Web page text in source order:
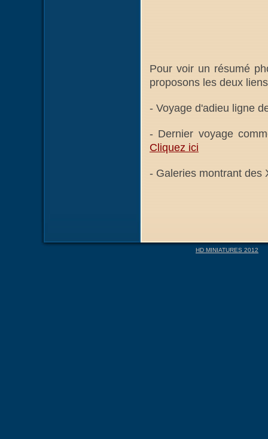
Pour voir un résumé
proposons les deux
- Voyage d'adieu ligne
- Dernier voyage
Cliquez ici
- Galeries montrant des
HD MINIATURES 2012